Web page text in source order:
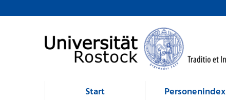
Browsen
direkt zum Inhalt
Start Personenindex